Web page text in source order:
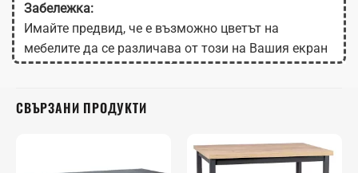
Забележка:
Имайте предвид, че е възможно цветът на
мебелите да се различава от този на Вашия екран
в зависимост от настройките на монитора.
СВЪРЗАНИ ПРОДУКТИ